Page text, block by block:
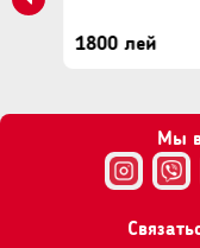
- Лошадиные
- Емкость для
- Ключ для
- Руководство
1800 лей
Мы в